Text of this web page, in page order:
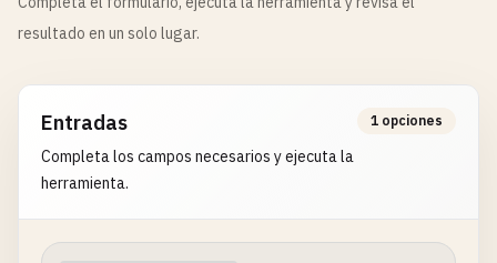
resultado en un solo lugar.
Entradas
Completa los campos necesarios y ejecuta la
herramienta.
1 opciones